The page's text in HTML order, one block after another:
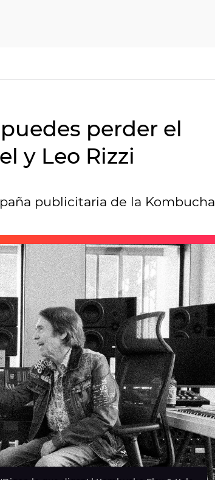
perder el
y Leo Rizzi
publicitaria de la Kombucha